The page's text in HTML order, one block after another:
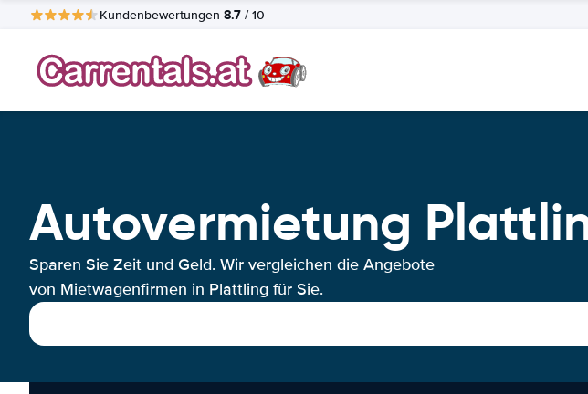
Kundenbewertungen 8.7 / 10
Autovermietung
Sparen Sie Zeit und Geld. Wir vergleichen die Angebote
von Mietwagenfirmen in Plattling für Sie.